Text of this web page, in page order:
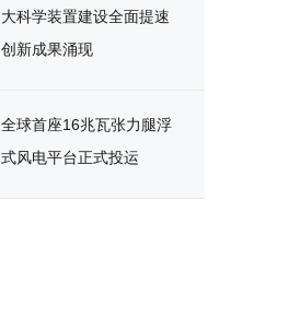
大科学装置建设全面提速
创新成果涌现
全球首座16兆瓦张力腿浮
式风电平台正式投运